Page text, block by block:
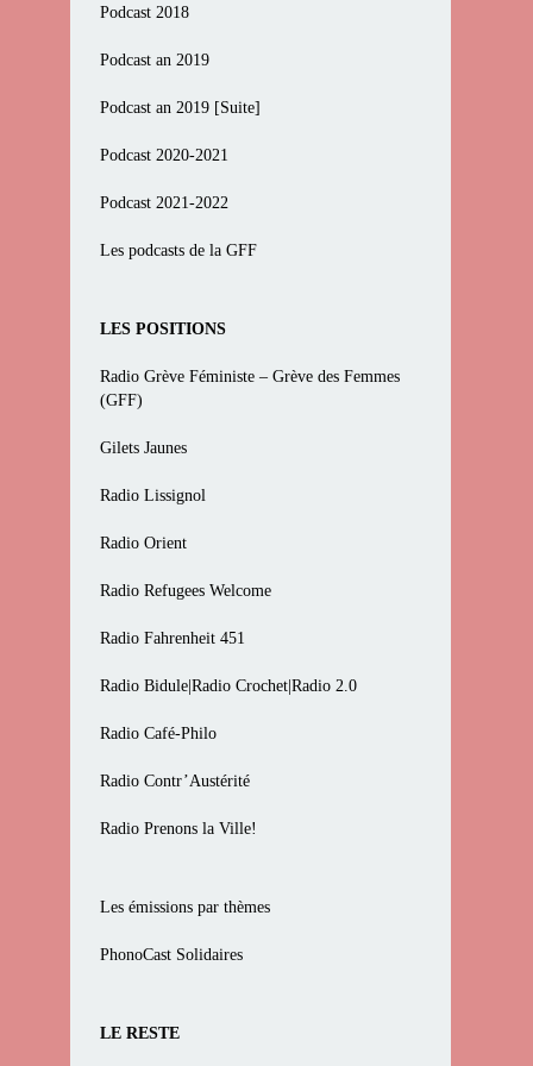
Podcast 2018
Podcast an 2019
Podcast an 2019 [Suite]
Podcast 2020-2021
Podcast 2021-2022
Les podcasts de la GFF
LES POSITIONS
Radio Grève Féministe – Grève des Femmes
(GFF)
Gilets Jaunes
Radio Lissignol
Radio Orient
Radio Refugees Welcome
Radio Fahrenheit 451
Radio Bidule|Radio Crochet|Radio 2.0
Radio Café-Philo
Radio Contr’Austérité
Radio Prenons la Ville!
Les émissions par thèmes
PhonoCast Solidaires
LE RESTE